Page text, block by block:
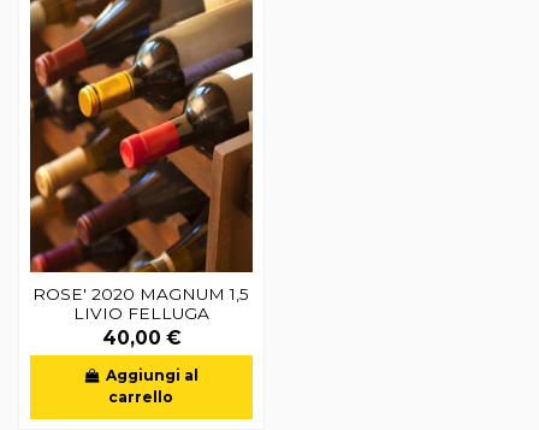
ROSE' 2020 MAGNUM 1,5
LIVIO FELLUGA
40,00 €
Aggiungi al
carrello